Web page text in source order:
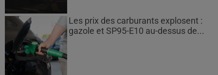
Les prix des carburants explosent :
gazole et SP95-E10 au-dessus de...